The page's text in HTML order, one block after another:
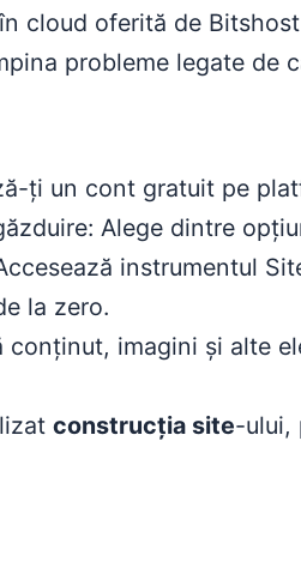
cloud oferită de
probleme legate de
ți un cont gratuit pe
Alege dintre
instrumentul
la zero.
conținut, imagini și alte
construcția site-ului,